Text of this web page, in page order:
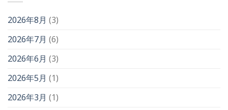
お
せ
2026年8月 (3)
2026年7月 (6)
2026年6月 (3)
2026年5月 (1)
2026年3月 (1)